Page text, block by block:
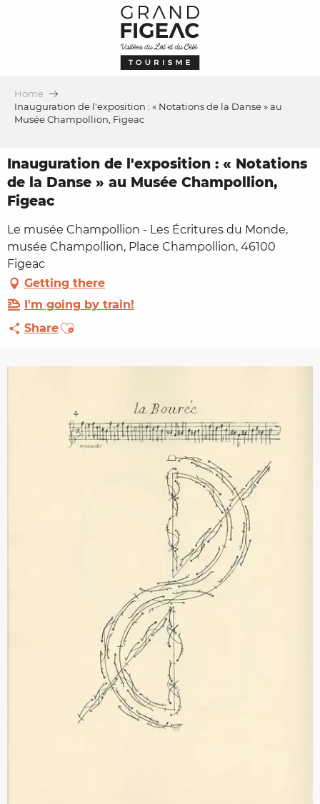
Home
Inauguration de l'exposition : « Notations de la Danse » au
Musée Champollion, Figeac
Inauguration de l'exposition : « Notations
de la Danse » au Musée Champollion,
Figeac
Le musée Champollion - Les Écritures du Monde,
musée Champollion, Place Champollion, 46100
Figeac
Getting there
I'm going by train!
ShareAjouter aux favoris